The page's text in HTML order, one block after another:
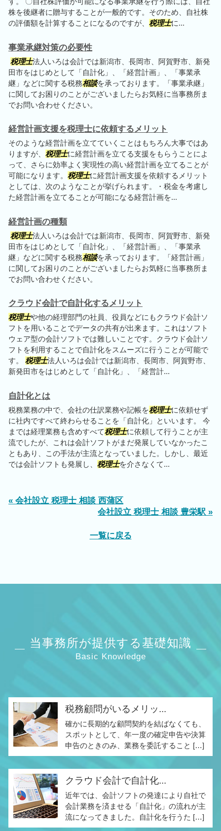
株を後継者に贈与することが一般的です。そのため、自社株
の評価額を計算することになるのですが、 税理士に...
事業承継対策の必要性
税理士法人いろは会計では新潟市、長岡市、阿賀野市、新発
田市をはじめとして「自計化」、「経営計画」、「事業承
継」などに関する税務相談を承っております。「事業承継」
に関してお困りのことがございましたらお気軽に当事務所ま
でお問い合わせください。
経営計画支援を税理士に依頼するメリット
そのような経営計画を立てていくことはもちろん大事ではあ
りますが、 税理士に経営計画を立てる支援をもらうことによ
って、さらに効率よく実現性の高い経営計画を立てることが
可能になります。 税理士に経営計画支援を依頼するメリット
としては、次のようなことが挙げられます。・税金を考慮し
た経営計画を立てることが可能になる経営計画を...
経営計画の種類
税理士法人いろは会計では新潟市、長岡市、阿賀野市、新発
田市をはじめとして「自計化」、「経営計画」、「事業承
継」などに関する税務相談を承っております。「経営計画」
に関してお困りのことがございましたらお気軽に当事務所ま
でお問い合わせください。
クラウド会計で自計化するメリット
税理士や他の経理部門の社員、役員などにもクラウド会計ソ
フトを用いることでデータの共有が出来ます。これはソフト
ウェア型の会計ソフトでは難しいことです。クラウド会計ソ
フトを利用することで自計化をスムーズに行うことが可能で
す。 税理士法人いろは会計では新潟市、長岡市、阿賀野市、
新発田市をはじめとして「自計化」、「経営計...
自計化とは
税務業務の中で、会社の仕訳業務や記帳を税理士に依頼せず
に社内ですべて終わらせることを「自計化」といいます。 今
までは経理業務も含めすべて税理士に依頼して行うことが主
流でしたが、これは会計ソフトがまだ発展していなかったこ
ともあり、この手法が主流となっていました。しかし、最近
では会計ソフトも発展し、 税理士を介さなくて...
« 会社設立 税理士 相談 西蒲区
会社設立 税理士 相談 豊栄駅 »
一覧に戻る
当事務所が提供する基礎知識
Basic Knowledge
税務顧問がいるメリッ...
確かに長期的な顧問契約を結ばなくても、
スポットとして、年一度の確定申告や決算
申告のときのみ、業務を委託すること […]
クラウド会計で自計化...
近年では、会計ソフトの発達により自社で
会計業務を済ませる「自計化」の流れが主
流になってきました。自計化を行うた […]